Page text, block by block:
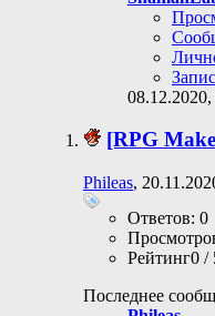
08.12.2020,
[RPG
Phileas,
Ответов: 0
Рейтинг0 /
Последнее